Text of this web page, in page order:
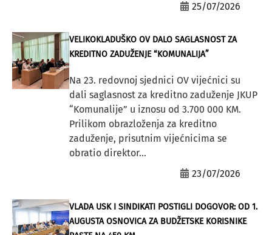
25/07/2026
VELIKOKLADUŠKO OV DALO SAGLASNOST ZA
KREDITNO ZADUŽENJE “KOMUNALIJA”
Na 23. redovnoj sjednici OV vijećnici su
dali saglasnost za kreditno zaduženje JKUP
“Komunalije” u iznosu od 3.700 000 KM.
Prilikom obrazloženja za kreditno
zaduženje, prisutnim vijećnicima se
obratio direktor...
23/07/2026
VLADA USK I SINDIKATI POSTIGLI DOGOVOR: OD 1.
AUGUSTA OSNOVICA ZA BUDŽETSKE KORISNIKE